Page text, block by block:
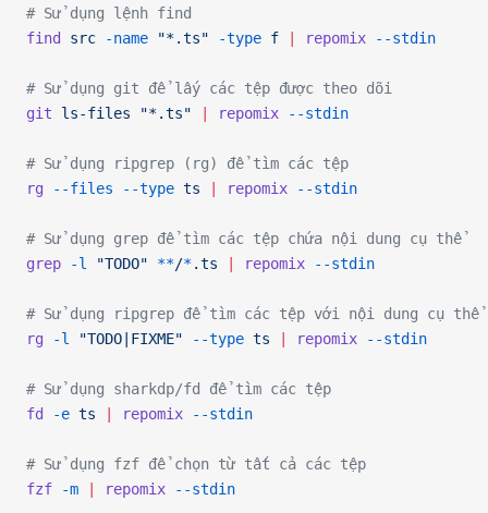
# Sử dụng lệnh find
find
src -name "*.ts" -type f repomix --stdin
# Sử dụng git để lấy các tệp được theo dõi
git ls-files "*.ts" repomix --stdin
# Sử dụng ripgrep (rg) để tìm các tệp
rg --files --type ts repomix --stdin
# Sử dụng grep để tìm các tệp chứa nội dung cụ thể
grep -l "TODO" **/*.ts repomix --stdin
# Sử dụng ripgrep để tìm các tệp với nội dung cụ thể
rg -l "TODO|FIXME" --type ts repomix --stdin
# Sử dụng sharkdp/fd để tìm các tệp
fd
-e ts repomix --stdin
# Sử dụng fzf để chọn từ tất cả các tệp
fzf -m repomix --stdin